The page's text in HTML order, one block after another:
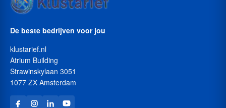
De beste bedrijven voor jou
klustarief.nl
Atrium Building
Strawinskylaan 3051
1077 ZX Amsterdam